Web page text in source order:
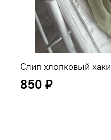
Слип хлопковый хаки
850 ₽